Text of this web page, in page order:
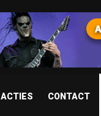
ACTIES CONTACT